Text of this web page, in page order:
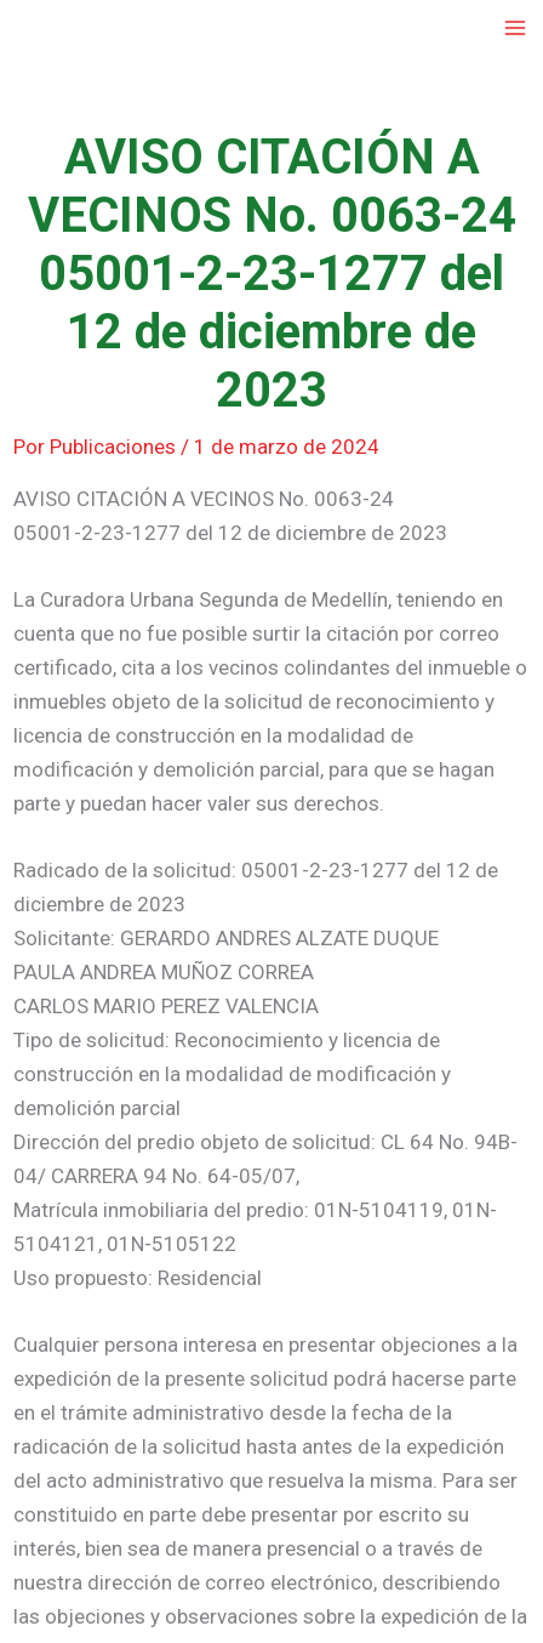
AVISO CITACIÓN A
VECINOS No. 0063-24
05001-2-23-1277 del
12 de diciembre de
2023
Por Publicaciones / 1 de marzo de 2024
AVISO CITACIÓN A VECINOS No. 0063-24
05001-2-23-1277 del 12 de diciembre de 2023
La Curadora Urbana Segunda de Medellín, teniendo en
cuenta que no fue posible surtir la citación por correo
certificado, cita a los vecinos colindantes del inmueble o
inmuebles objeto de la solicitud de reconocimiento y
licencia de construcción en la modalidad de
modificación y demolición parcial, para que se hagan
parte y puedan hacer valer sus derechos.
Radicado de la solicitud: 05001-2-23-1277 del 12 de
diciembre de 2023
Solicitante: GERARDO ANDRES ALZATE DUQUE
PAULA ANDREA MUÑOZ CORREA
CARLOS MARIO PEREZ VALENCIA
Tipo de solicitud: Reconocimiento y licencia de
construcción en la modalidad de modificación y
demolición parcial
Dirección del predio objeto de solicitud: CL 64 No. 94B-
04/ CARRERA 94 No. 64-05/07,
Matrícula inmobiliaria del predio: 01N-5104119, 01N-
5104121, 01N-5105122
Uso propuesto: Residencial
Cualquier persona interesa en presentar objeciones a la
expedición de la presente solicitud podrá hacerse parte
en el trámite administrativo desde la fecha de la
radicación de la solicitud hasta antes de la expedición
del acto administrativo que resuelva la misma. Para ser
constituido en parte debe presentar por escrito su
interés, bien sea de manera presencial o a través de
nuestra dirección de correo electrónico, describiendo
las objeciones y observaciones sobre la expedición de la